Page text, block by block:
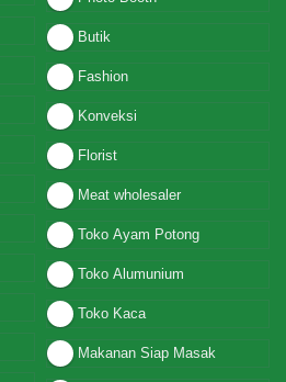
Butik
Fashion
Konveksi
Florist
Meat wholesaler
Toko Ayam Potong
Toko Alumunium
Toko Kaca
Makanan Siap Masak